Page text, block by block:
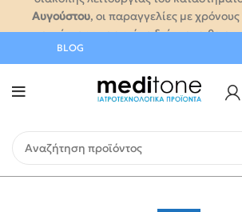
BLOG
Αυγούστου, οι παραγγελίες με
εμπίπτουν σε αυτό το διάστημα θα